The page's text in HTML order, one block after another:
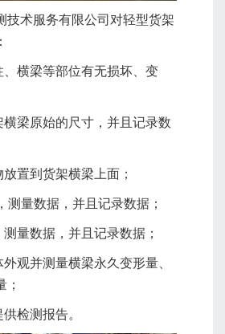
技术服务有限公司对轻型货架
、横梁等部位有无损坏、变
横梁原始的尺寸，并且记录数
置到货架横梁上面；
测量数据，并且记录数据；
量数据，并且记录数据；
观并测量横梁永久变形量、
；
检测报告。